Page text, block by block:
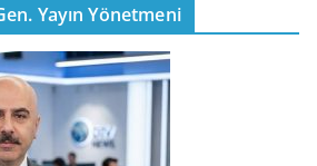
Yayın Yönetmeni